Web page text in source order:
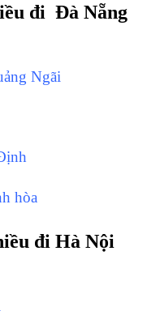
đi Đà Nẵng
Ngãi
hòa
đi Hà Nội